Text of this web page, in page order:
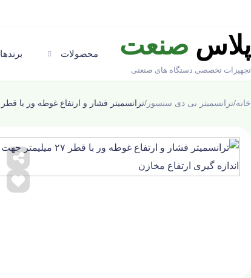
پلاس صنعت
تجهیزات تخصصی دستگاه های صنعتی
محصولات برندها
خانه/ترانسمیتر بی دی سنسور /ترانسمیتر فشار و ارتفاع غوطه ور با قطر ۲۷ میلیمتر جهت اندازه گیری ارتفاع مخازن